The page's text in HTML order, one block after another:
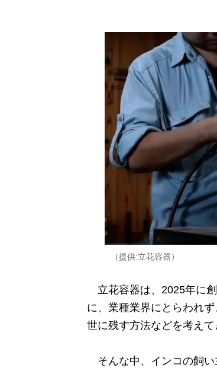
（提供:立花容器）
立花容器は、2025年に
に、業種業界にとらわれ
世に残す方法などを考えて
そんな中、インコの飼い